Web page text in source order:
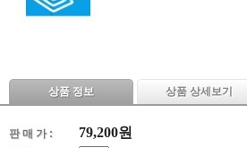
상품 정보 상품 상세보기
판 매 가 : 79,200원